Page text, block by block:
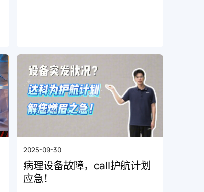
2025-09-30
病理设备故障，call护航计划
应急！